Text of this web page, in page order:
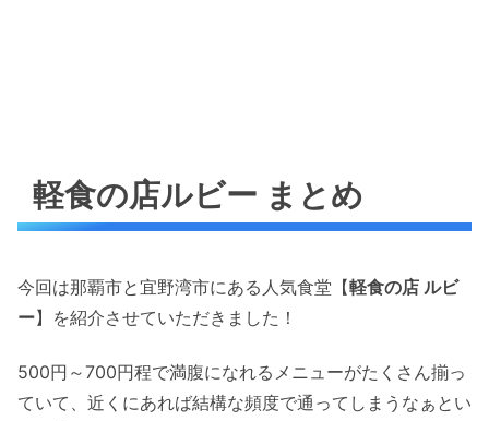
軽食の店ルビー まとめ
今回は那覇市と宜野湾市にある人気食堂【軽食の店 ルビ
ー】を紹介させていただきました！
500円～700円程で満腹になれるメニューがたくさん揃っ
ていて、近くにあれば結構な頻度で通ってしまうなぁとい